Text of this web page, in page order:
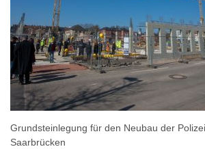
Grundsteinlegung für den Neubau der
Saarbrücken